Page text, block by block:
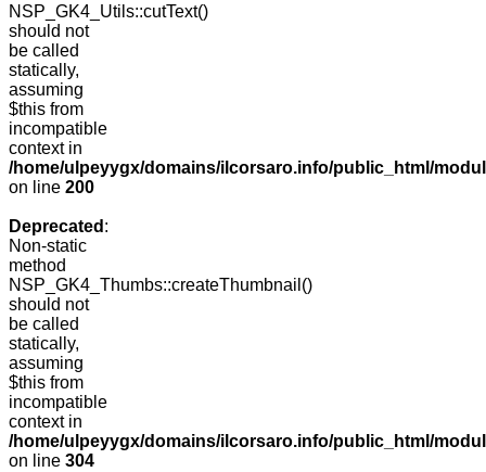
NSP_GK4_Utils::cutText()
should not
be called
statically,
assuming
$this from
incompatible
context in
/home/ulpeyygx/domains/ilcorsaro.info/public_html/
on line 200
Deprecated :
Non-static
method
NSP_GK4_Thumbs::createThumbnail()
should not
be called
statically,
assuming
$this from
incompatible
context in
/home/ulpeyygx/domains/ilcorsaro.info/public_html/
on line 304